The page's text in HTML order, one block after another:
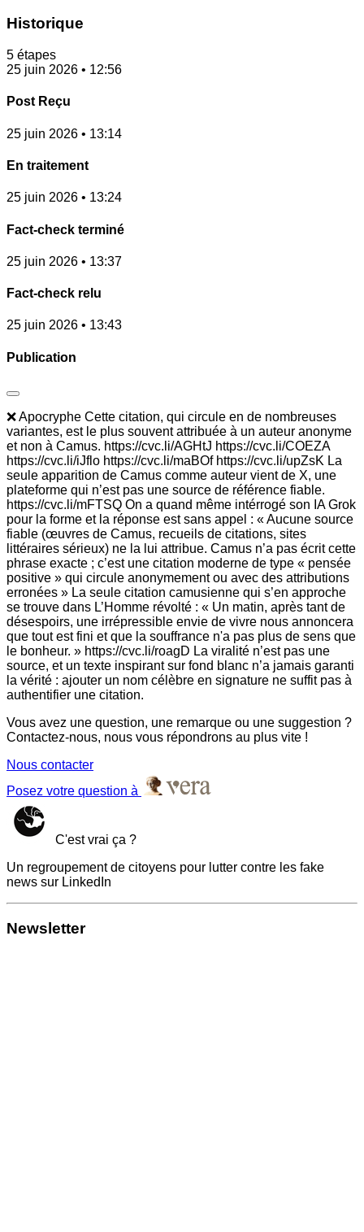
Historique
5 étapes
25 juin 2026 • 12:56
Post Reçu
25 juin 2026 • 13:14
En traitement
25 juin 2026 • 13:24
Fact-check terminé
25 juin 2026 • 13:37
Fact-check relu
25 juin 2026 • 13:43
Publication
❌ Apocryphe Cette citation, qui circule en de nombreuses
variantes, est le plus souvent attribuée à un auteur anonyme
et non à Camus. https://cvc.li/AGHtJ https://cvc.li/COEZA
https://cvc.li/iJflo https://cvc.li/maBOf https://cvc.li/upZsK La
seule apparition de Camus comme auteur vient de X, une
plateforme qui n’est pas une source de référence fiable.
https://cvc.li/mFTSQ On a quand même intérrogé son IA Grok
pour la forme et la réponse est sans appel : « Aucune source
fiable (œuvres de Camus, recueils de citations, sites
littéraires sérieux) ne la lui attribue. Camus n’a pas écrit cette
phrase exacte ; c’est une citation moderne de type « pensée
positive » qui circule anonymement ou avec des attributions
erronées » La seule citation camusienne qui s’en approche
se trouve dans L’Homme révolté : « Un matin, après tant de
désespoirs, une irrépressible envie de vivre nous annoncera
que tout est fini et que la souffrance n'a pas plus de sens que
le bonheur. » https://cvc.li/roagD La viralité n’est pas une
source, et un texte inspirant sur fond blanc n’a jamais garanti
la vérité : ajouter un nom célèbre en signature ne suffit pas à
authentifier une citation.
Vous avez une question, une remarque ou une suggestion ?
Contactez-nous, nous vous répondrons au plus vite !
Nous contacter
Posez votre question à
C'est vrai ça ?
Un regroupement de citoyens pour lutter contre les fake
news sur LinkedIn
Newsletter